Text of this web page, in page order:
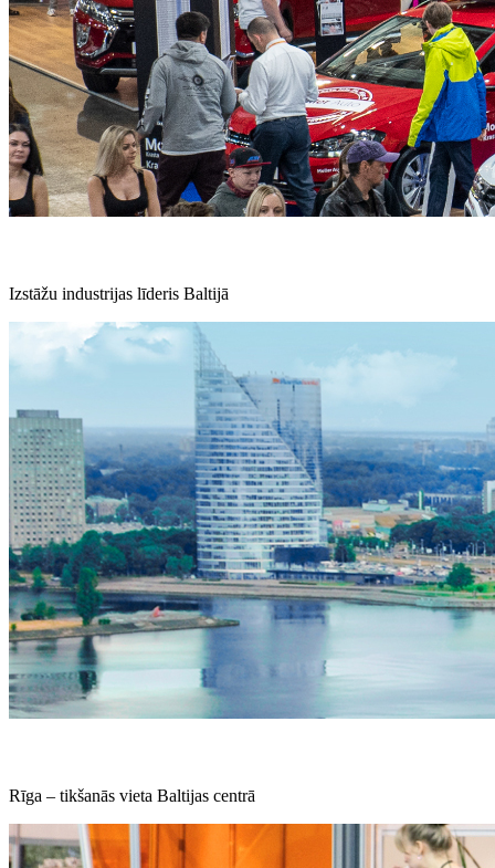
Izstāžu industrijas līderis Baltijā
Rīga – tikšanās vieta Baltijas centrā